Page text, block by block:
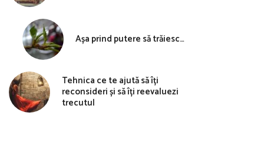
Așa prind putere să trăiesc…
Tehnica ce te ajută să îți
reconsideri și să îți reevaluezi
trecutul